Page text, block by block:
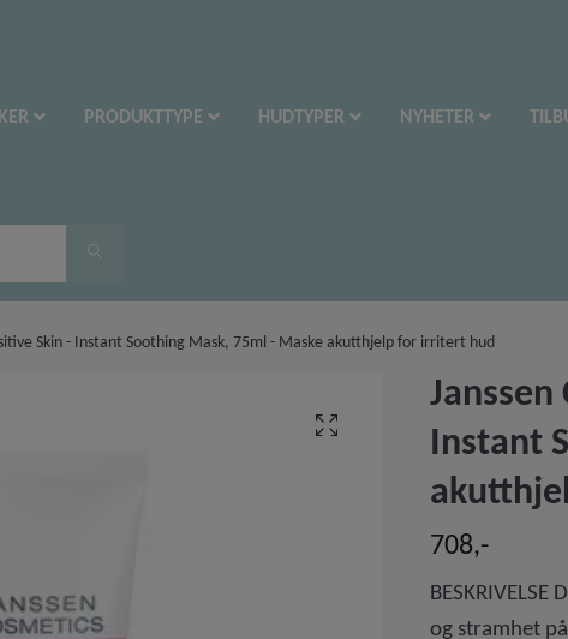
PRODUKTTYPE HUDTYPER NYHETER
Skin - Instant Soothing Mask, 75ml - Maske akutthjelp for irritert hud
Janssen
Instant
708,-
og stramhet